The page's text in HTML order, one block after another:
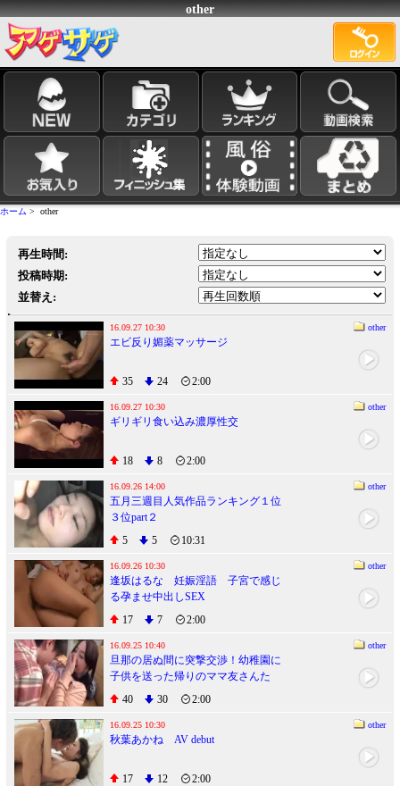
other
ホーム > other
再生時間:
投稿時期:
並替え:
16.09.27 10:30 other
エビ反り媚薬マッサージ
35 24 2:00
16.09.27 10:30 other
ギリギリ食い込み濃厚性交
18 8 2:00
16.09.26 14:00 other
五月三週目人気作品ランキング１位
３位part２
5
5 10:31
16.09.26 10:30 other
逢坂はるな 妊娠淫語 子宮で感じ
る孕ませ中出しSEX
17
7 2:00
16.09.25 10:40 other
旦那の居ぬ間に突撃交渉！幼稚園に
子供を送った帰りのママ友さんた
ち！童貞くんと自宅で人生初の王様
ゲームしてみませんか？ 旦那とご無
沙汰な欲求不満妻を独り占めでハメ
まくり!!中出し放題!!念願のハーレム
目●番地
40 30 2:00
16.09.25 10:30 other
秋葉あかね AV debut
17 12 2:00